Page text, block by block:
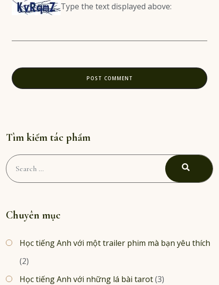
Type the text displayed above:
Tìm kiếm tác phẩm
Search
for:
Chuyên mục
Học tiếng Anh với một trailer phim mà bạn yêu thích
(2)
Học tiếng Anh với những lá bài tarot(3)